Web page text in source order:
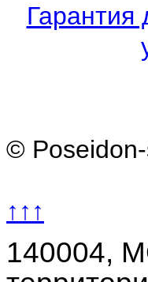
Гарантия
©
↑↑↑
140004,